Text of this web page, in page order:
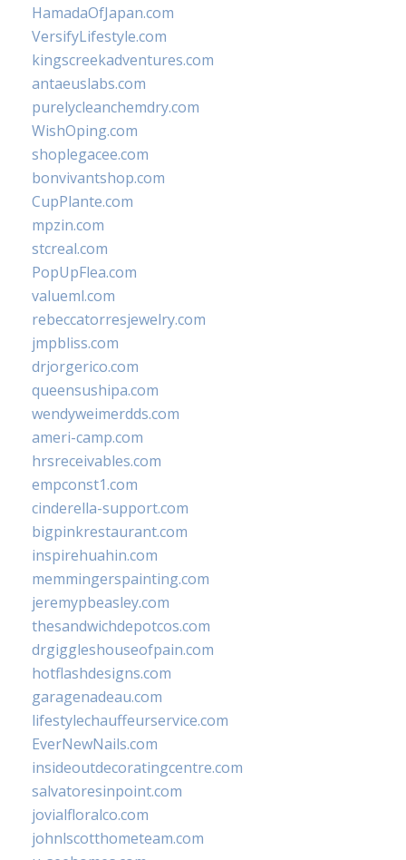
HamadaOfJapan.com
VersifyLifestyle.com
kingscreekadventures.com
antaeuslabs.com
purelycleanchemdry.com
WishOping.com
shoplegacee.com
bonvivantshop.com
CupPlante.com
mpzin.com
stcreal.com
PopUpFlea.com
valueml.com
rebeccatorresjewelry.com
jmpbliss.com
drjorgerico.com
queensushipa.com
wendyweimerdds.com
ameri-camp.com
hrsreceivables.com
empconst1.com
cinderella-support.com
bigpinkrestaurant.com
inspirehuahin.com
memmingerspainting.com
jeremypbeasley.com
thesandwichdepotcos.com
drgiggleshouseofpain.com
hotflashdesigns.com
garagenadeau.com
lifestylechauffeurservice.com
EverNewNails.com
insideoutdecoratingcentre.com
salvatoresinpoint.com
jovialfloralco.com
johnlscotthometeam.com